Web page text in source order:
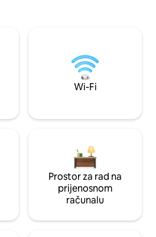
Wi-Fi
Prostor za rad na
prijenosnom
računalu